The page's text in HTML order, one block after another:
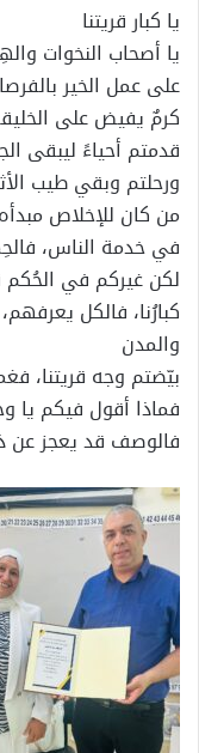
يا كبار قريتنا
يا أصحاب النخوات
على عمل الخير
كرمٌ يفيض على
قدمتم أحياءً ليبقى
ورحلتم وبقي طيب
من كان للإخلاص
في خدمة الناس،
لكن غيركم في الحُكم
كبارُنا، فالكل
والمدن
بيّضتم وجه قريتنا،
فماذا أقول فيكم يا
فالوصف قد يعجز عن